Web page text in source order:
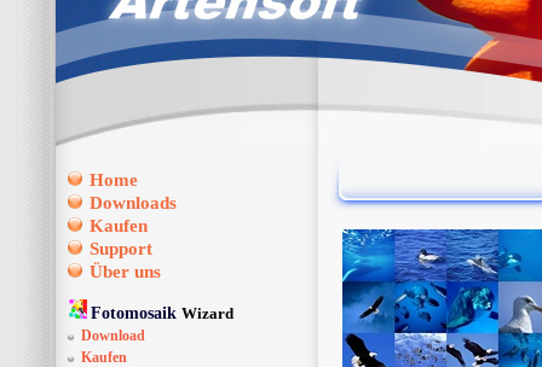
Home
Downloads
Kaufen
Support
Über uns
Fotomosaik Wizard
Download
Kaufen